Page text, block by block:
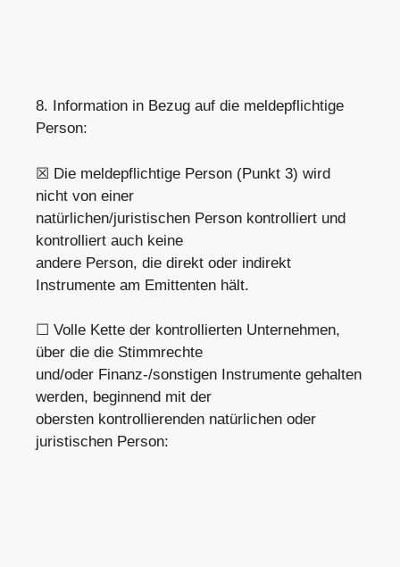
8. Information in Bezug auf die meldepflichtige
Person:
☒ Die meldepflichtige Person (Punkt 3) wird
nicht von einer
natürlichen/juristischen Person kontrolliert und
kontrolliert auch keine
andere Person, die direkt oder indirekt
Instrumente am Emittenten hält.
☐ Volle Kette der kontrollierten Unternehmen,
über die die Stimmrechte
und/oder Finanz-/sonstigen Instrumente gehalten
werden, beginnend mit der
obersten kontrollierenden natürlichen oder
juristischen Person: